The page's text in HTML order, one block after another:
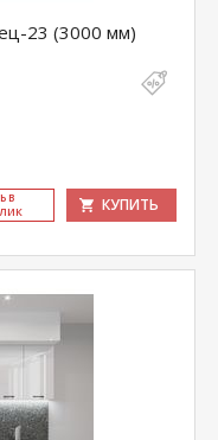
23 (3000 мм)
В
КУПИТЬ